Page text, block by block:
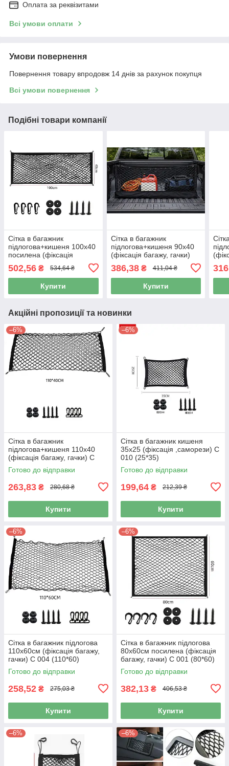
Оплата за реквізитами
Всі умови оплати
Умови повернення
Повернення товару впродовж 14 днів за рахунок покупця
Всі умови повернення
Подібні товари компанії
Сітка в багажник
підлогова+кишеня 100х40
посилена (фіксація
(100*40)
502,56 ₴ 534,64 ₴
Купити
Сітка в багажник
підлогова+кишеня 90х40
(фіксація багажу, гачки)
386,38₴ 411,04 ₴
Купити
Акційні пропозиції та новинки
–6%
Сітка в багажник
підлогова+кишеня 110х40
(фіксація багажу, гачки) С
003 (110*40)
Готово до відправки
263,83 ₴ 280,68 ₴
Купити
–6%
Сітка в багажник кишеня
35х25 (фіксація ,саморези) С
010 (25*35)
Готово до відправки
199,64 ₴ 212,39 ₴
Купити
–6%
Сітка в багажник підлогова
110х60см (фіксація багажу,
гачки) С 004 (110*60)
Готово до відправки
258,52 ₴ 275,03 ₴
Купити
–6%
Сітка в багажник підлогова
80х60см посилена (фіксація
багажу, гачки) С 001 (80*60)
Готово до відправки
382,13 ₴ 406,53 ₴
Купити
–6% –6%